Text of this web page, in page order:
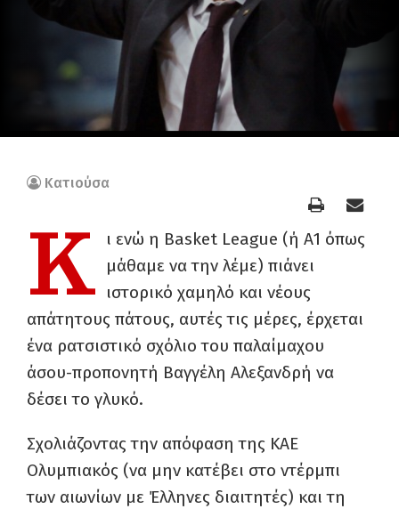
Κατιούσα
Κ
ι ενώ η Basket League (ή Α1 όπως
μάθαμε να την λέμε) πιάνει
ιστορικό χαμηλό και νέους
απάτητους πάτους, αυτές τις μέρες, έρχεται
ένα ρατσιστικό σχόλιο του παλαίμαχου
άσου-προπονητή Βαγγέλη Αλεξανδρή να
δέσει το γλυκό.
Σχολιάζοντας την απόφαση της ΚΑΕ
Ολυμπιακός (να μην κατέβει στο ντέρμπι
των αιωνίων με Έλληνες διαιτητές) και τη